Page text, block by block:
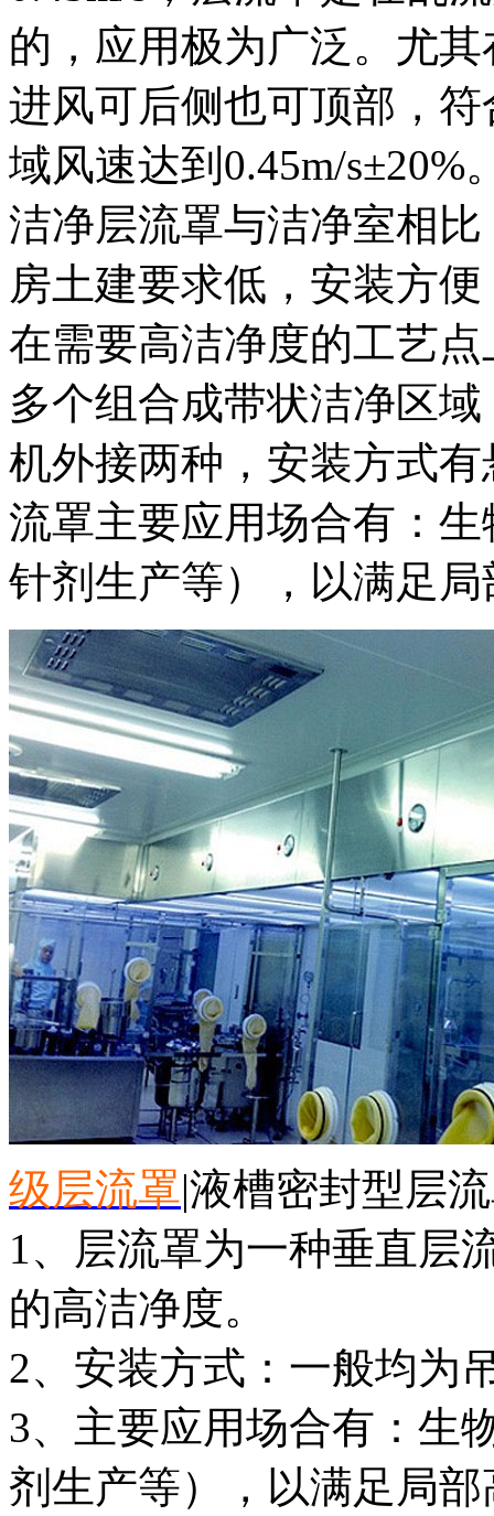
的，应用极为广泛。尤
进风可后侧也可顶部，
域风速达到0.45m/s±20%
洁净层流罩与洁净室相
房土建要求低，安装方
在需要高洁净度的工艺
多个组合成带状洁净区
机外接两种，安装方式
流罩主要应用场合有：
针剂生产等），以满足
级层流罩|液槽密封型层
1、层流罩为一种垂直层
的高洁净度。
2、安装方式：一般均为
3、主要应用场合有：生
剂生产等），以满足局